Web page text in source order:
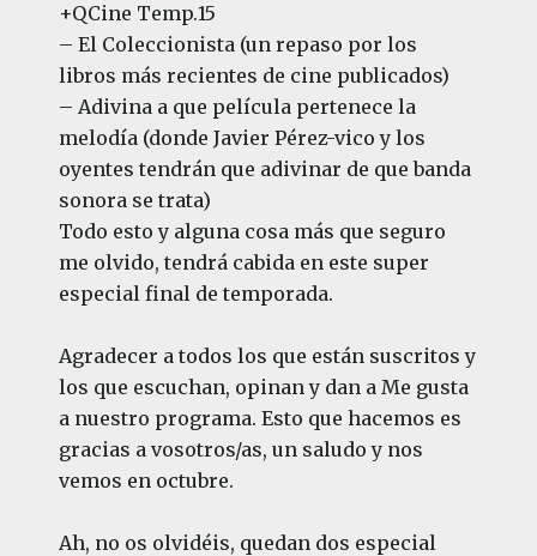
+QCine Temp.15
– El Coleccionista (un repaso por los
libros más recientes de cine publicados)
– Adivina a que película pertenece la
melodía (donde Javier Pérez-vico y los
oyentes tendrán que adivinar de que banda
sonora se trata)
Todo esto y alguna cosa más que seguro
me olvido, tendrá cabida en este super
especial final de temporada.
Agradecer a todos los que están suscritos y
los que escuchan, opinan y dan a Me gusta
a nuestro programa. Esto que hacemos es
gracias a vosotros/as, un saludo y nos
vemos en octubre.
Ah, no os olvidéis, quedan dos especial